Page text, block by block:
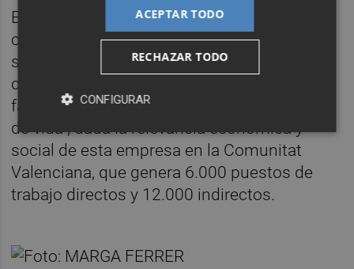
El jefe del Consell ha defendido la
colaboración público privada y en concreto
se ha referido al "trabajo conjunto, la
confianza y la unión" con Ford para que la
factoría de Almussafes "tenga muchos años
de vida", dada la relevancia económica y
social de esta empresa en la Comunitat
Valenciana, que genera 6.000 puestos de
trabajo directos y 12.000 indirectos.
ACEPTAR TODO
RECHAZAR TODO
CONFIGURAR